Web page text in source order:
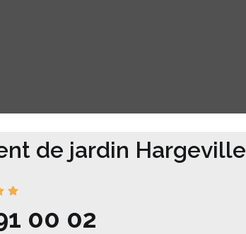
de jardin Hargeville
00 02